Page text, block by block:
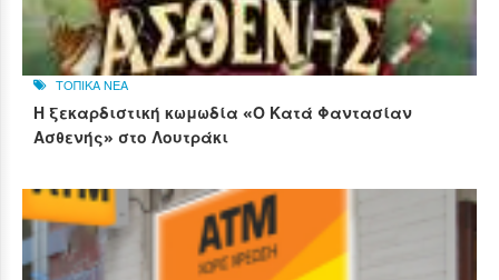
ΤΟΠΙΚΑ ΝΕΑ
Η ξεκαρδιστική κωμωδία «Ο Κατά Φαντασίαν
Ασθενής» στο Λουτράκι